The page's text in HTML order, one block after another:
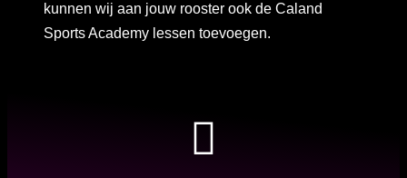
kunnen wij aan jouw rooster ook de Caland
Sports Academy lessen toevoegen.